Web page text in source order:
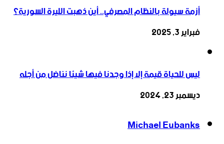
أزمة سيولة بالنظام المصرفي.. أين ذهبت الليرة السورية؟
فبراير 3, 2025
ليس للحياة قيمة إلا إذا وجدنا فيها شيئا نناضل من أجله
ديسمبر 23, 2024
Michael Eubanks